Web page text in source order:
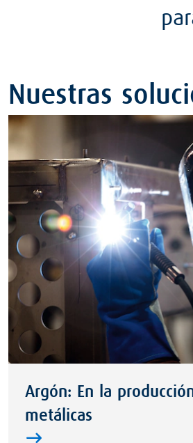
Nuestras
Argón: En la
metálicas